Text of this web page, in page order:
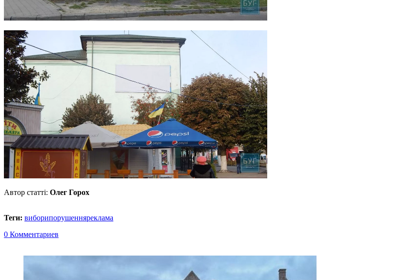
Автор статті: Олег Горох
Теги: виборипорушенняреклама
0 Комментариев